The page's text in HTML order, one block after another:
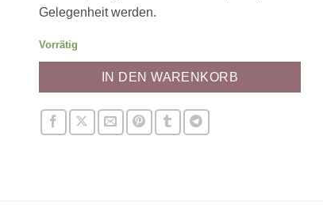
Gelegenheit werden.
Vorrätig
IN DEN WARENKORB